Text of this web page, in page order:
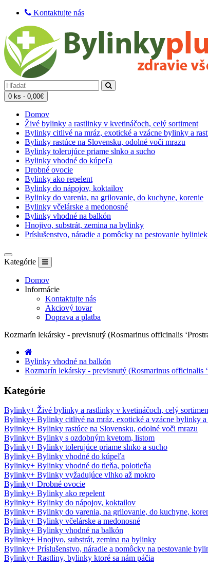
Kontaktujte nás
0 ks - 0,00€
Domov
Živé bylinky a rastlinky v kvetináčoch, celý sortiment
Bylinky citlivé na mráz, exotické a vzácne bylinky a
Bylinky rastúce na Slovensku, odolné voči mrazu
Bylinky tolerujúce priame slnko a sucho
Bylinky vhodné do kúpeľa
Drobné ovocie
Bylinky ako repelent
Bylinky do nápojov, koktailov
Bylinky do varenia, na grilovanie, do kuchyne, korenie
Bylinky včelárske a medonosné
Bylinky vhodné na balkón
Hnojivo, substrát, zemina na bylinky
Príslušenstvo, náradie a pomôcky na pestovanie byliniek
Kategórie
Domov
Informácie
Kontaktujte nás
Akciový tovar
Doprava a platba
Rozmarín lekársky - previsnutý (Rosmarinus officinalis
Bylinky vhodné na balkón
Rozmarín lekársky - previsnutý (Rosmarinus officinalis
Kategórie
Bylinky+ Živé bylinky a rastlinky v kvetináčoch, celý
Bylinky+ Bylinky citlivé na mráz, exotické a vzácne bylinky
Bylinky+ Bylinky rastúce na Slovensku, odolné voči mrazu
Bylinky+ Bylinky s ozdobným kvetom, listom
Bylinky+ Bylinky tolerujúce priame slnko a sucho
Bylinky+ Bylinky vhodné do kúpeľa
Bylinky+ Bylinky vhodné do tieňa, polotieňa
Bylinky+ Bylinky vyžadujúce vlhko až mokro
Bylinky+ Drobné ovocie
Bylinky+ Bylinky ako repelent
Bylinky+ Bylinky do nápojov, koktailov
Bylinky+ Bylinky do varenia, na grilovanie, do kuchyne,
Bylinky+ Bylinky včelárske a medonosné
Bylinky+ Bylinky vhodné na balkón
Bylinky+ Hnojivo, substrát, zemina na bylinky
Bylinky+ Príslušenstvo, náradie a pomôcky na pestovanie
Bylinky+ Rastliny, bylinky ktoré sa nám páčia